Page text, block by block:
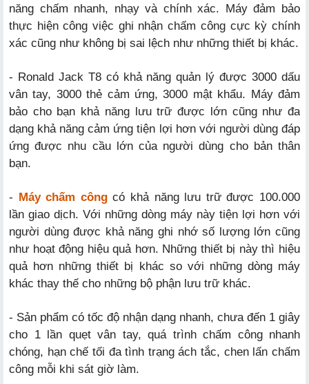
năng chấm nhanh, nhạy và chính xác. Máy đảm bảo
thực hiện công việc ghi nhận chấm công cực kỳ chính
xác cũng như không bị sai lệch như những thiết bị khác.
- Ronald Jack T8 có khả năng quản lý được 3000 dấu
vân tay, 3000 thẻ cảm ứng, 3000 mật khẩu. Máy đảm
bảo cho bạn khả năng lưu trữ được lớn cũng như đa
dạng khả năng cảm ứng tiện lợi hơn với người dùng đáp
ứng được nhu cầu lớn của người dùng cho bản thân
bạn.
- Máy chấm côngcó khả năng lưu trữ được 100.000
lần giao dịch. Với những dòng máy này tiện lợi hơn với
người dùng được khả năng ghi nhớ số lượng lớn cũng
như hoạt động hiệu quả hơn. Những thiết bị này thì hiệu
quả hơn những thiết bị khác so với những dòng máy
khác thay thế cho những bộ phận lưu trữ khác.
- Sản phẩm có tốc độ nhận dạng nhanh, chưa đến 1 giây
cho 1 lần quẹt vân tay, quá trình chấm công nhanh
chóng, hạn chế tối đa tình trạng ách tắc, chen lấn chấm
công mỗi khi sát giờ làm.